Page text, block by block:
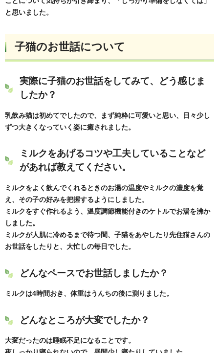
と思いました。
子猫のお世話について
実際に子猫のお世話をしてみて、どう感じま
したか？
乳飲み猫は初めてでしたので、まず純粋に可愛いと思い、日々少し
ずつ大きくなっていく姿に癒されました。
ミルクをあげるコツや工夫していることなど
があれば教えてください。
ミルクをよく飲んでくれるときのお湯の温度やミルクの濃度を覚
え、その子の好みを把握するようにしました。
ミルクをすぐ作れるよう、温度調節機能付きのケトルでお湯を沸か
しました。
ミルクが人肌に冷めるまで待つ間、子猫をあやしたり先住猫さんの
お世話をしたりと、大忙しの毎日でした。
どんなペースでお世話しましたか？
ミルクは4時間おき、体重はうんちの後に測りました。
どんなところが大変でしたか？
大変だったのは睡眠不足になることです。